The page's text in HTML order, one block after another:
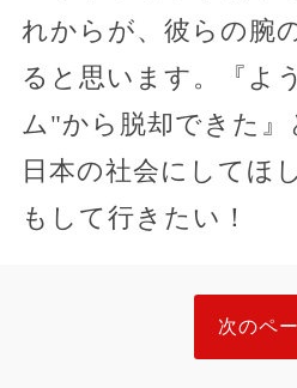
れからが、彼らの腕
ると思います。『よ
ム"から脱却できた』
日本の社会にしてほ
もして行きたい！
次のペ